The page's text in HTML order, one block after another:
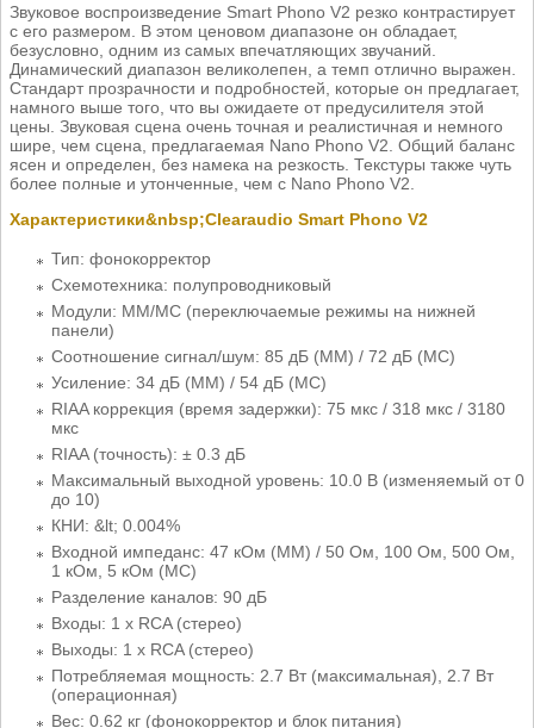
Звуковое воспроизведение Smart Phono V2 резко контрастирует
с его размером. В этом ценовом диапазоне он обладает,
безусловно, одним из самых впечатляющих звучаний.
Динамический диапазон великолепен, а темп отлично выражен.
Стандарт прозрачности и подробностей, которые он предлагает,
намного выше того, что вы ожидаете от предусилителя этой
цены. Звуковая сцена очень точная и реалистичная и немного
шире, чем сцена, предлагаемая Nano Phono V2. Общий баланс
ясен и определен, без намека на резкость. Текстуры также чуть
более полные и утонченные, чем с Nano Phono V2.
Характеристики&nbsp;Clearaudio Smart Phono V2
Тип: фонокорректор
Схемотехника: полупроводниковый
Модули: MM/МС (переключаемые режимы на нижней
панели)
Соотношение сигнал/шум: 85 дБ (MM) / 72 дБ (MC)
Усиление: 34 дБ (MM) / 54 дБ (MC)
RIAA коррекция (время задержки): 75 мкс / 318 мкс / 3180
мкс
RIAA (точность): ± 0.3 дБ
Максимальный выходной уровень: 10.0 В (изменяемый от 0
до 10)
КНИ: &lt; 0.004%
Входной импеданс: 47 кОм (MM) / 50 Ом, 100 Ом, 500 Ом,
1 кОм, 5 кОм (МС)
Разделение каналов: 90 дБ
Входы: 1 x RCA (стерео)
Выходы: 1 x RCA (стерео)
Потребляемая мощность: 2.7 Вт (максимальная), 2.7 Вт
(операционная)
Вес: 0.62 кг (фонокорректор и блок питания)